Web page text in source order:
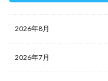
2026年8月
2026年7月